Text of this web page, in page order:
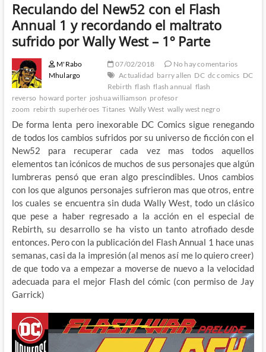
Reculando del New52 con el Flash
Annual 1 y recordando el maltrato
sufrido por Wally West – 1º Parte
M'Rabo
Mhulargo
07/02/2018
No hay comentarios
Actualidad barry allen DC dc comics DC
Rebirth flash flash annual flash
reverso howard porter joshua williamson profesor
zoom rebirth superhéroes Titanes Wally West wally west negro
De forma lenta pero inexorable DC Comics sigue renegando
de todos los cambios sufridos por su universo de ficción con el
New52 para recuperar cada vez mas todos aquellos
elementos tan icónicos de muchos de sus personajes que algún
lumbreras pensó que eran algo prescindibles. Unos cambios
con los que algunos personajes sufrieron mas que otros, entre
los cuales se encuentra sin duda Wally West, todo un clásico
que pese a haber regresado a la acción en el especial de
Rebirth, su desarrollo se ha visto un tanto atrofiado desde
entonces. Pero con la publicación del Flash Annual 1 hace unas
semanas, casi da la impresión (al menos así me lo quiero creer)
de que todo va a empezar a moverse de nuevo a la velocidad
adecuada para el mejor Flash del cómic (con permiso de Jay
Garrick)